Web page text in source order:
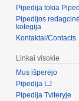
Pipedija tokia
Pipedijos redagcinė
kolegija
Kontaktai/Contacts
Linkai visokie
Mus išperėjo
Pipedija LJ
Pipedija Tviteryje